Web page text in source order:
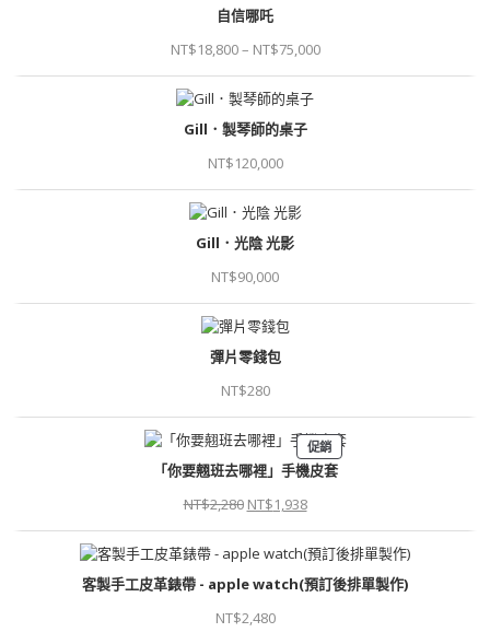
自信哪吒
NT$18,800– NT$75,000
Gill．製琴師的桌子
NT$120,000
Gill．光陰 光影
NT$90,000
彈片零錢包
NT$280
促銷
「你要翹班去哪裡」手機皮套
NT$2,280 NT$1,938
客製手工皮革錶帶 - apple watch(預訂後排單製作)
NT$2,480